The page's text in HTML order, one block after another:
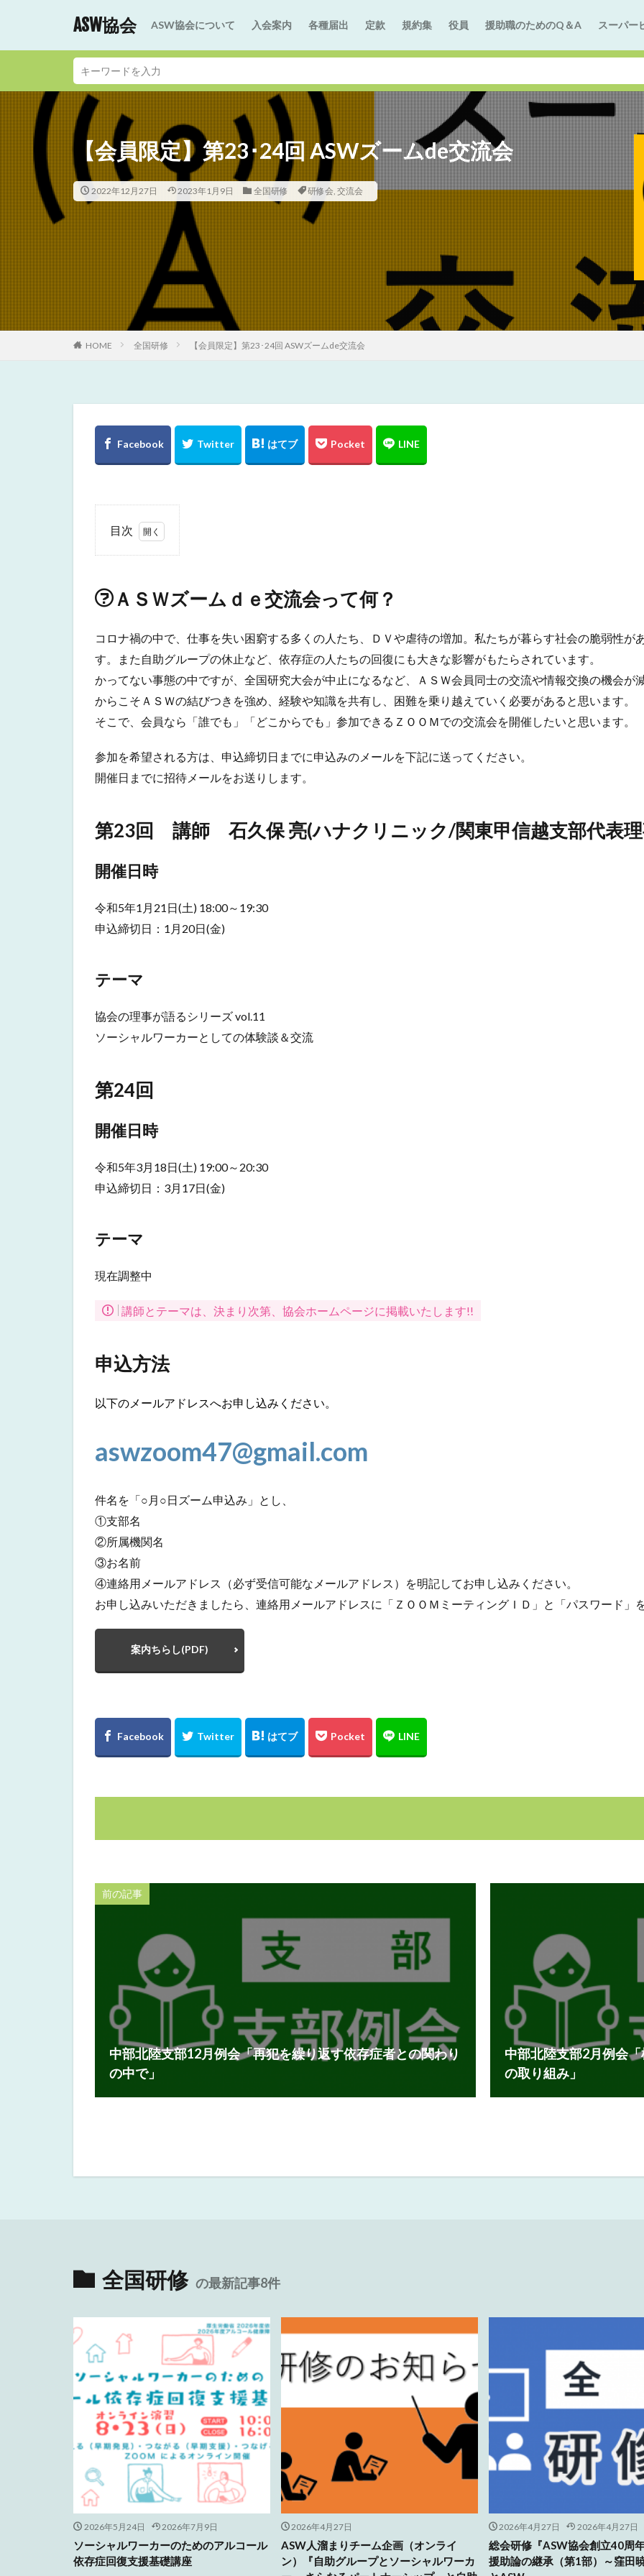
ASW協会 ASW協会について 入会案内 各種届出 定款 規約集 役員 援助職のためのQ＆A スーパー
【会員限定】第23･24回 ASWズームde交流会
2022年12月27日 2023年1月9日 全国研修 研修会, 交流会
HOME 全国研修 【会員限定】第23･24回 ASWズームde交流会
目次
ーム
会っ
2
23
講
師
亮
(ハ
リニ
ッ
関東
甲信
2.1
日時
テー
マ
3
第
回
3.1
テー
マ
4
方
法
ＡＳＷズームｄｅ交流会って何？
コロナ禍の中で、仕事を失い困窮する多くの人たち、ＤＶや虐待の増加。私たちが暮らす社会の脆弱性が
す。また自助グループの休止など、依存症の人たちの回復にも大きな影響がもたらされています。
かってない事態の中ですが、全国研究大会が中止になるなど、ＡＳＷ会員同士の交流や情報交換の機会が
からこそＡＳＷの結びつきを強め、経験や知識を共有し、困難を乗り越えていく必要があると思います。
そこで、会員なら「誰でも」「どこからでも」参加できるＺＯＯＭでの交流会を開催したいと思います。
参加を希望される方は、申込締切日までに申込みのメールを下記に送ってください。
開催日までに招待メールをお送りします。
第23回 講師 石久保 亮(ハナクリニック/関東甲信越支部代表
開催日時
令和5年1月21日(土) 18:00～19:30
申込締切日：1月20日(金)
テーマ
協会の理事が語るシリーズ vol.11
ソーシャルワーカーとしての体験談＆交流
第24回
開催日時
令和5年3月18日(土) 19:00～20:30
申込締切日：3月17日(金)
テーマ
現在調整中
講師とテーマは、決まり次第、協会ホームページに掲載いたします!!
申込方法
以下のメールアドレスへお申し込みください。
aswzoom47@gmail.com
件名を「○月○日ズーム申込み」とし、
①支部名
②所属機関名
③お名前
④連絡用メールアドレス（必ず受信可能なメールアドレス）を明記してお申し込みください。
お申し込みいただきましたら、連絡用メールアドレスに「ＺＯＯＭミーティングＩＤ」と「パスワード」
案内ちらし(PDF)
前の記事
中部北陸支部12月例会「再犯を繰り返す依存症者との関わり
の中で」
中部北陸支部2月例会
の取り組み」
全国研修 の最新記事8件
2026年5月24日 2026年7月9日
ソーシャルワーカーのためのアルコール
依存症回復支援基礎講座
2026年4月27日
ASW人溜まりチーム企画（オンライ
ン）『自助グループとソーシャルワーカ
2026年4月27日 2026年4月27日
総会研修『ASW協会創立40周
援助論の継承（第1部）～窪田